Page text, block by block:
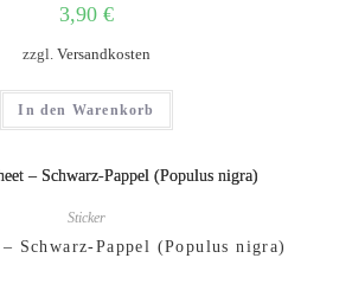
3,90 €
zzgl. Versandkosten
In den Warenkorb
Sticker
Schwarz-Pappel (Populus nigra)